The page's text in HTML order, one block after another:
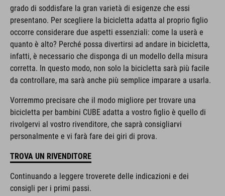
grado di soddisfare la gran varietà di esigenze che essi
presentano. Per scegliere la bicicletta adatta al proprio figlio
occorre considerare due aspetti essenziali: come la userà e
quanto è alto? Perché possa divertirsi ad andare in bicicletta,
infatti, è necessario che disponga di un modello della misura
corretta. In questo modo, non solo la bicicletta sarà più facile
da controllare, ma sarà anche più semplice imparare a usarla.
Vorremmo precisare che il modo migliore per trovare una
bicicletta per bambini CUBE adatta a vostro figlio è quello di
rivolgervi al vostro rivenditore, che saprà consigliarvi
personalmente e vi farà fare dei giri di prova.
TROVA UN RIVENDITORE
Continuando a leggere troverete delle indicazioni e dei
consigli per i primi passi.